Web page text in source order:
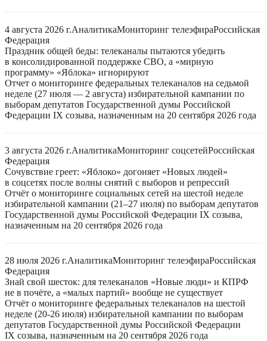
4 августа 2026 г.АналитикаМониторинг телеэфираРоссийская
Федерация
Праздник общей беды: телеканалы пытаются убедить
в консолидированной поддержке СВО, а «мирную
программу» «Яблока» игнорируют
Отчет о мониторинге федеральных телеканалов на седьмой
неделе (27 июля — 2 августа) избирательной кампании по
выборам депутатов Государственной думы Российской
Федерации IX созыва, назначенным на 20 сентября 2026 года
3 августа 2026 г.АналитикаМониторинг соцсетейРоссийская
Федерация
Сочувствие греет: «Яблоко» догоняет «Новых людей»
в соцсетях после волны снятий с выборов и репрессий
Отчёт о мониторинге социальных сетей на шестой неделе
избирательной кампании (21–27 июля) по выборам депутатов
Государственной думы Российской Федерации IX созыва,
назначенным на 20 сентября 2026 года
28 июля 2026 г.АналитикаМониторинг телеэфираРоссийская
Федерация
Знай свой шесток: для телеканалов «Новые люди» и КПРФ
не в почёте, а «малых партий» вообще не существует
Отчёт о мониторинге федеральных телеканалов на шестой
неделе (20-26 июля) избирательной кампании по выборам
депутатов Государственной думы Российской Федерации
IX созыва, назначенным на 20 сентября 2026 года